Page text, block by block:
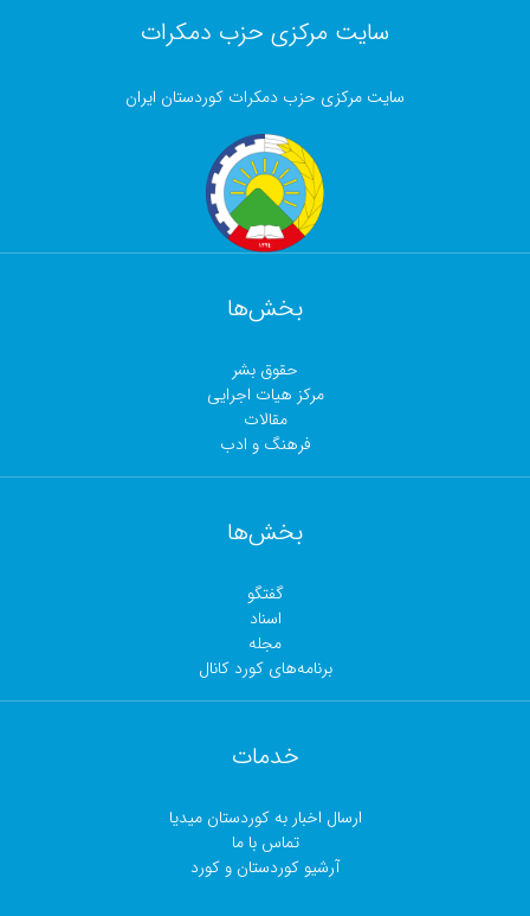
سایت مرکزی حزب دمکرات
سایت مرکزی حزب دمکرات کوردستان ایران
بخش‌ها
حقوق بشر
مرکز هیات اجرایی
مقالات
فرهنگ و ادب
بخش‌ها
گفتگو
اسناد
مجلە
برنامەهای کورد کانال
خدمات
ارسال اخبار بە کوردستان میدیا
تماس با ما
آرشیو کوردستان و کورد